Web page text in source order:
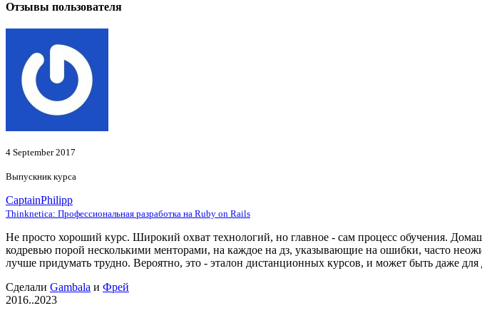
Отзывы пользователя
4 September 2017
Выпускник курса
CaptainPhilipp
Thinknetica: Профессиональная разработка на Ruby on Rails
Не просто хороший курс. Широкий охват технологий, но главное - сам процесс обучения.
кодревью порой несколькими менторами, на каждое на дз, указывающие на ошибки, часто
лучше придумать трудно. Вероятно, это - эталон дистанционных курсов, и может быть даже для
Сделали Gambala и Фрей
2016..2023